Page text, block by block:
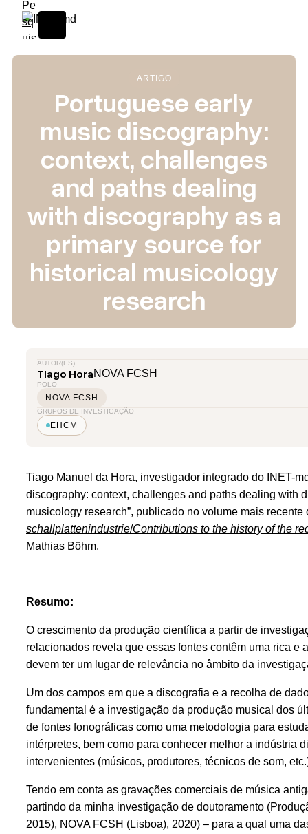
ARTIGO
Portuguese early
music discography:
context, challenges
and paths dealing
with discography as a
primary source for
historical musicology
research
AUTOR(ES)
Tiago HoraNOVA FCSH
POLO
NOVA FCSH
GRUPOS DE INVESTIGAÇÃO
EHCM
Tiago Manuel da Hora, investigador integrado do INET-
discography: context, challenges and paths dealing with
musicology research”, publicado no volume mais
schallplattenindustrie/Contributions to the history of the
Mathias Böhm.
Resumo:
O crescimento da produção científica a partir de
relacionados revela que essas fontes contêm uma rica e
devem ter um lugar de relevância no âmbito da
Um dos campos em que a discografia e a recolha de
fundamental é a investigação da produção musical dos
de fontes fonográficas como uma metodologia para
intérpretes, bem como para conhecer melhor a indústria
intervenientes (músicos, produtores, técnicos de som,
Tendo em conta as gravações comerciais de música
partindo da minha investigação de doutoramento
2015), NOVA FCSH (Lisboa), 2020) – para a qual uma